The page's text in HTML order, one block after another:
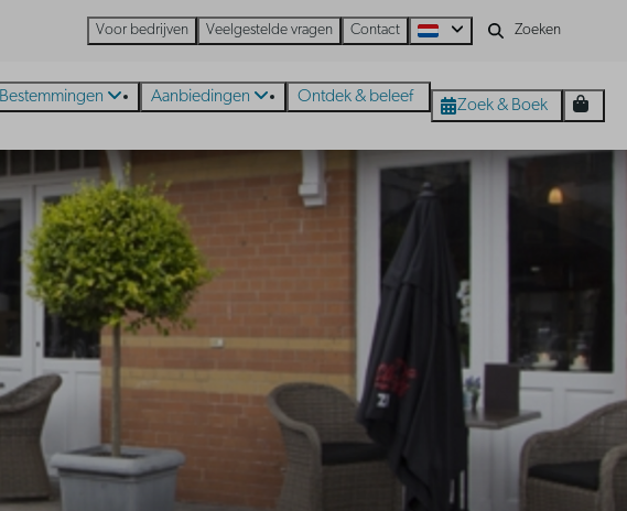
Voor bedrijven Veelgestelde vragen Contact
Bestemmingen Aanbiedingen Ontdek & beleef Zoek & Boek